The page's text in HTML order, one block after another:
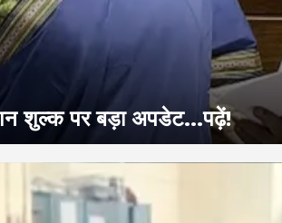
शुल्क पर बड़ा अपडेट…पढ़ें!